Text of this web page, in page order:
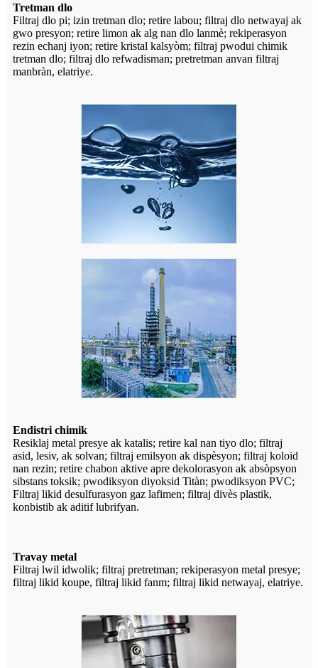
Tretman dlo
Filtraj dlo pi; izin tretman dlo; retire labou; filtraj dlo netwayaj ak
gwo presyon; retire limon ak alg nan dlo lanmè; rekiperasyon
rezin echanj iyon; retire kristal kalsyòm; filtraj pwodui chimik
tretman dlo; filtraj dlo refwadisman; pretretman anvan filtraj
manbràn, elatriye.
Endistri chimik
Resiklaj metal presye ak katalis; retire kal nan tiyo dlo; filtraj
asid, lesiv, ak solvan; filtraj emilsyon ak dispèsyon; filtraj koloid
nan rezin; retire chabon aktive apre dekolorasyon ak absòpsyon
sibstans toksik; pwodiksyon diyoksid Titàn; pwodiksyon PVC;
Filtraj likid desulfurasyon gaz lafimen; filtraj divès plastik,
konbistib ak aditif lubrifyan.
Travay metal
Filtraj lwil idwolik; filtraj pretretman; rekiperasyon metal presye;
filtraj likid koupe, filtraj likid fanm; filtraj likid netwayaj, elatriye.